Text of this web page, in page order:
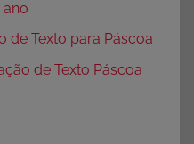
ano
de Texto para Páscoa
de Texto Páscoa